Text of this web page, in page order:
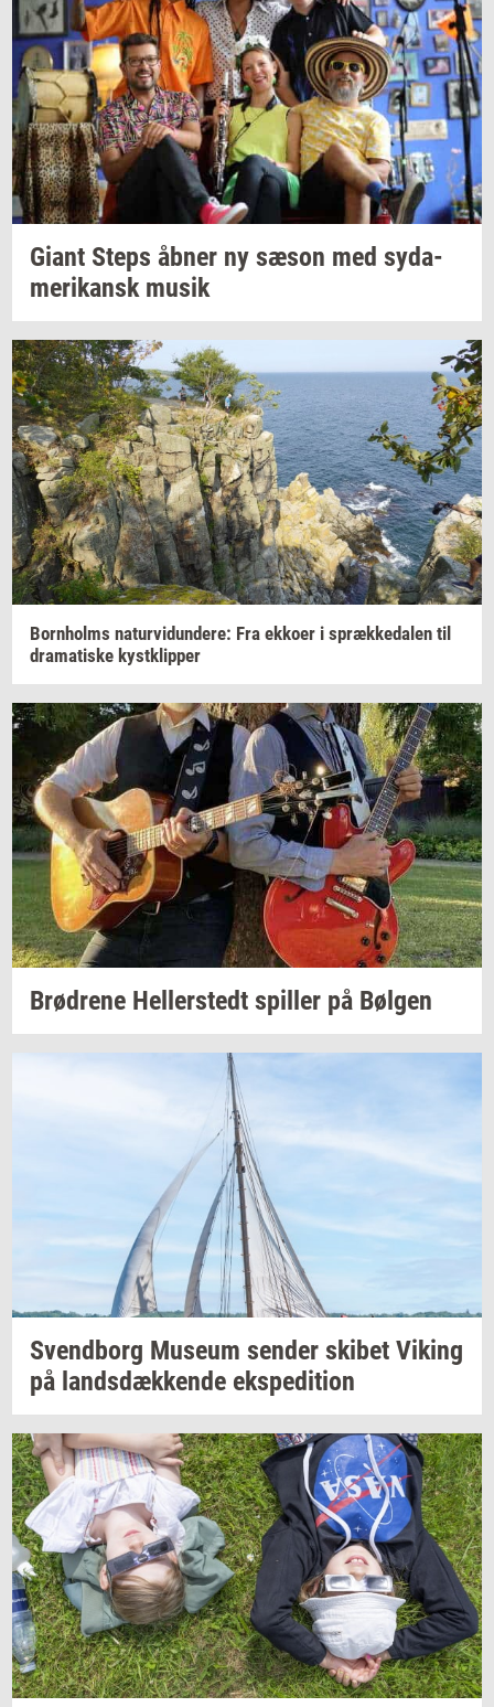
Giant Steps åbner ny sæson med sy­da­
me­ri­kanskmusik
Born­holms na­tur­vi­dun­de­re: Fra ek­ko­er i spræk­ke­da­len til
dra­ma­ti­ske kyst­klip­per
Brød­re­ne Hel­ler­stedt spil­ler på Bøl­gen
Svend­borg Mu­se­um sen­der ski­bet Viking
på lands­dæk­ken­de eks­pe­di­tion